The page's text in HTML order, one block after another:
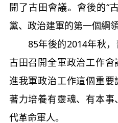
開了古田會議。會後的“
黨、政治建軍的第一個綱
85年後的2014年秋，
古田召開全軍政治工作
進我軍政治工作這個重要
著力培養有靈魂、有本
代革命軍人。